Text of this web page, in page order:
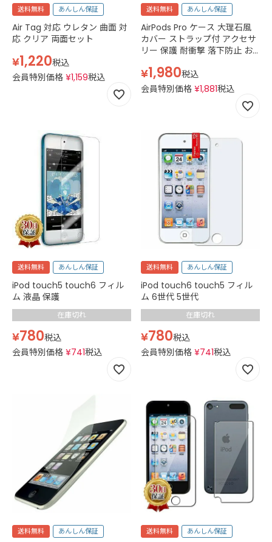
送料無料 あんしん保証
Air Tag 対応 ウレタン 曲面 対
応 クリア 両面セット
¥1,220税込
会員特別価格 ¥1,159税込
送料無料 あんしん保証
AirPods Pro ケース 大理石風
カバー ストラップ付 アクセサ
リー 保護 耐衝撃 落下防止 お
ル エアーポッズ プロ かわいい
ピンク 白 青 ホワイト ブルー
¥1,980税込
会員特別価格 ¥1,881税込
送料無料 あんしん保証
iPod touch5 touch6 フィル
ム 液晶 保護
在庫切れ
¥780税込
会員特別価格 ¥741税込
送料無料 あんしん保証
iPod touch6 touch5 フィル
ム 6世代 5世代
在庫切れ
¥780税込
会員特別価格 ¥741税込
送料無料 あんしん保証 送料無料 あんしん保証